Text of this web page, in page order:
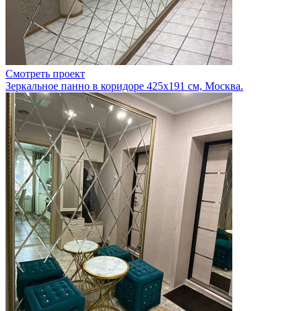
Смотреть проект
Зеркальное панно в коридоре 425х191 см, Москва.